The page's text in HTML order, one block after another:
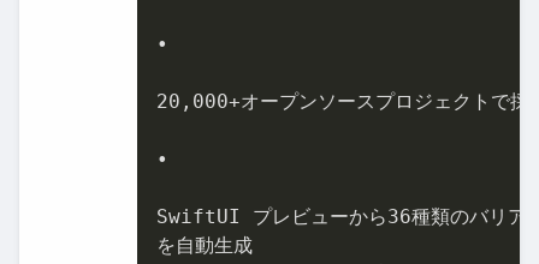
•
20,000+オープンソースプロジェクトで採
•
SwiftUI プレビューから36種類のバリア
を⾃動⽣成